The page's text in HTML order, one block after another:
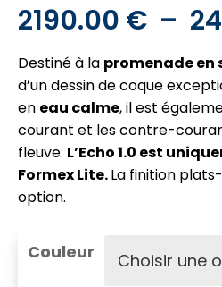
2190.00 € –
Destiné à la promenade en
d’un dessin de coque
en eau calme, il est
courant et les contre-
fleuve. L’Echo 1.0 est
Formex Lite.La finition
option.
Couleur